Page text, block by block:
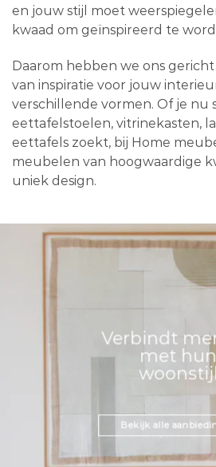
en jouw stijl moet
kwaad om geïnspireerd te
Daarom hebben we ons
van inspiratie voor jouw
verschillende vormen. Of je nu
eettafelstoelen, vitrinekasten,
eettafels zoekt, bij Home
meubelen van hoogwaardige
uniek design.
Verbindt
met hun
Bekijk alle